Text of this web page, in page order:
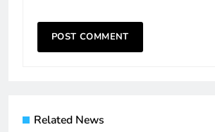
Related News